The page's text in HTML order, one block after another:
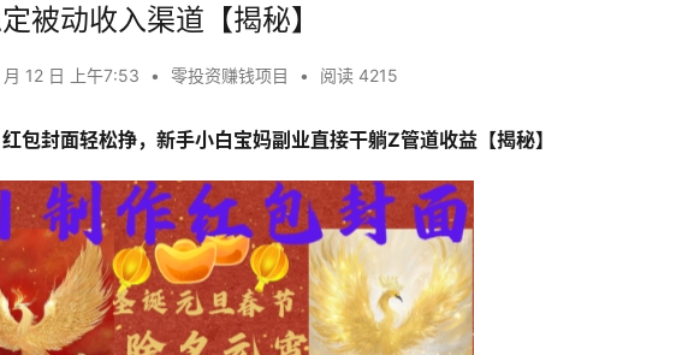
被动收入渠道【揭秘】
12 日 上午7:53 • 零投资赚钱项目 • 阅读 4215
包封面轻松挣，新手小白宝妈副业直接干躺Z管道收益【揭秘】